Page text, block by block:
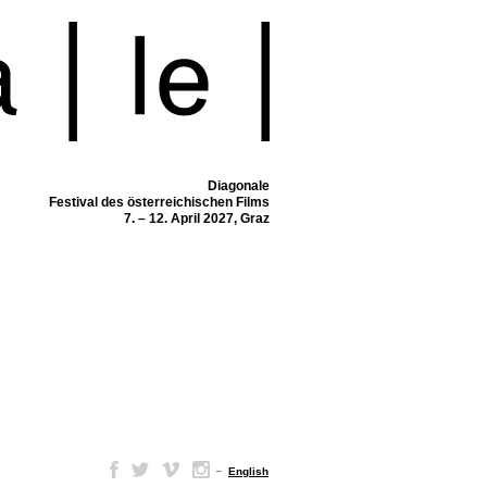
Diagonale
Festival des österreichischen Films
7. – 12. April 2027, Graz
– English